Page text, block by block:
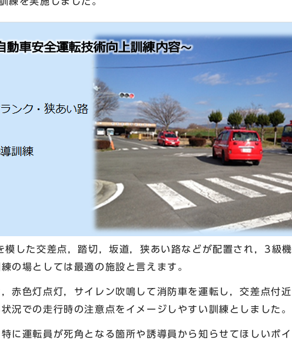
した交差点，踏切，坂道，狭あい路などが配置され，3級
の場としては最適の施設と言えます。
赤色灯点灯，サイレン吹鳴して消防車を運転し，交差点付
況での走行時の注意点をイメージしやすい訓練としました。
に運転員が死角となる箇所や誘導員から知らせてほしいポ